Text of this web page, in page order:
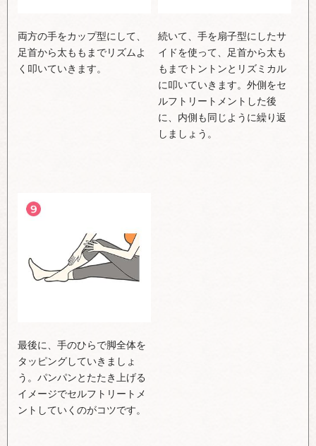
両方の手をカップ型にして、
足首から太ももまでリズムよ
く叩いていきます。
続いて、手を扇子型にしたサ
イドを使って、足首から太も
もまでトントンとリズミカル
に叩いていきます。外側をセ
ルフトリートメントした後
に、内側も同じように繰り返
しましょう。
最後に、手のひらで脚全体を
タッピングしていきましょ
う。パンパンとたたき上げる
イメージでセルフトリートメ
ントしていくのがコツです。